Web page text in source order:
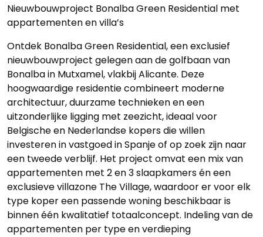
Nieuwbouwproject Bonalba Green Residential met
appartementen en villa’s
Ontdek Bonalba Green Residential, een exclusief
nieuwbouwproject gelegen aan de golfbaan van
Bonalba in Mutxamel, vlakbij Alicante. Deze
hoogwaardige residentie combineert moderne
architectuur, duurzame technieken en een
uitzonderlijke ligging met zeezicht, ideaal voor
Belgische en Nederlandse kopers die willen
investeren in vastgoed in Spanje of op zoek zijn naar
een tweede verblijf. Het project omvat een mix van
appartementen met 2 en 3 slaapkamers én een
exclusieve villazone The Village, waardoor er voor elk
type koper een passende woning beschikbaar is
binnen één kwalitatief totaalconcept. Indeling van de
appartementen per type en verdieping